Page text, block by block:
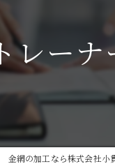
レー
金網の加工なら株式会社小